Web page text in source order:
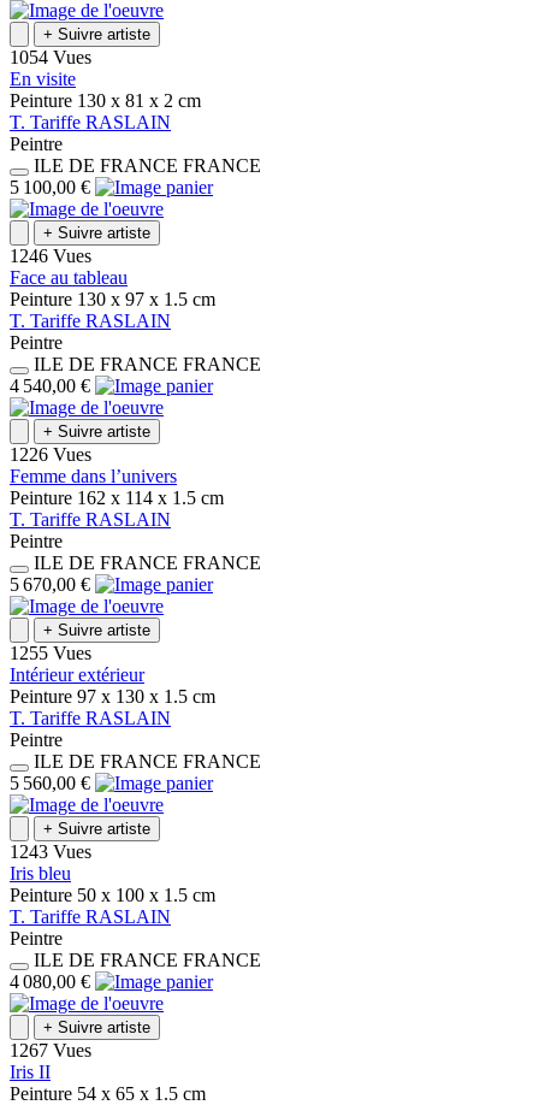
+ Suivre artiste
1054 Vues
En visite
Peinture 130 x 81 x 2 cm
T. Tariffe RASLAIN
Peintre
ILE DE FRANCE FRANCE
5 100,00 €
+ Suivre artiste
1246 Vues
Face au tableau
Peinture 130 x 97 x 1.5 cm
T. Tariffe RASLAIN
Peintre
ILE DE FRANCE FRANCE
4 540,00 €
+ Suivre artiste
1226 Vues
Femme dans l’univers
Peinture 162 x 114 x 1.5 cm
T. Tariffe RASLAIN
Peintre
ILE DE FRANCE FRANCE
5 670,00 €
+ Suivre artiste
1255 Vues
Intérieur extérieur
Peinture 97 x 130 x 1.5 cm
T. Tariffe RASLAIN
Peintre
ILE DE FRANCE FRANCE
5 560,00 €
+ Suivre artiste
1243 Vues
Iris bleu
Peinture 50 x 100 x 1.5 cm
T. Tariffe RASLAIN
Peintre
ILE DE FRANCE FRANCE
4 080,00 €
+ Suivre artiste
1267 Vues
Iris II
Peinture 54 x 65 x 1.5 cm